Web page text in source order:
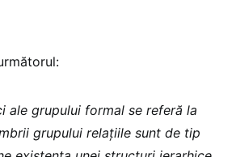
ale grupului formal se referă la
grupului relațiile sunt de tip